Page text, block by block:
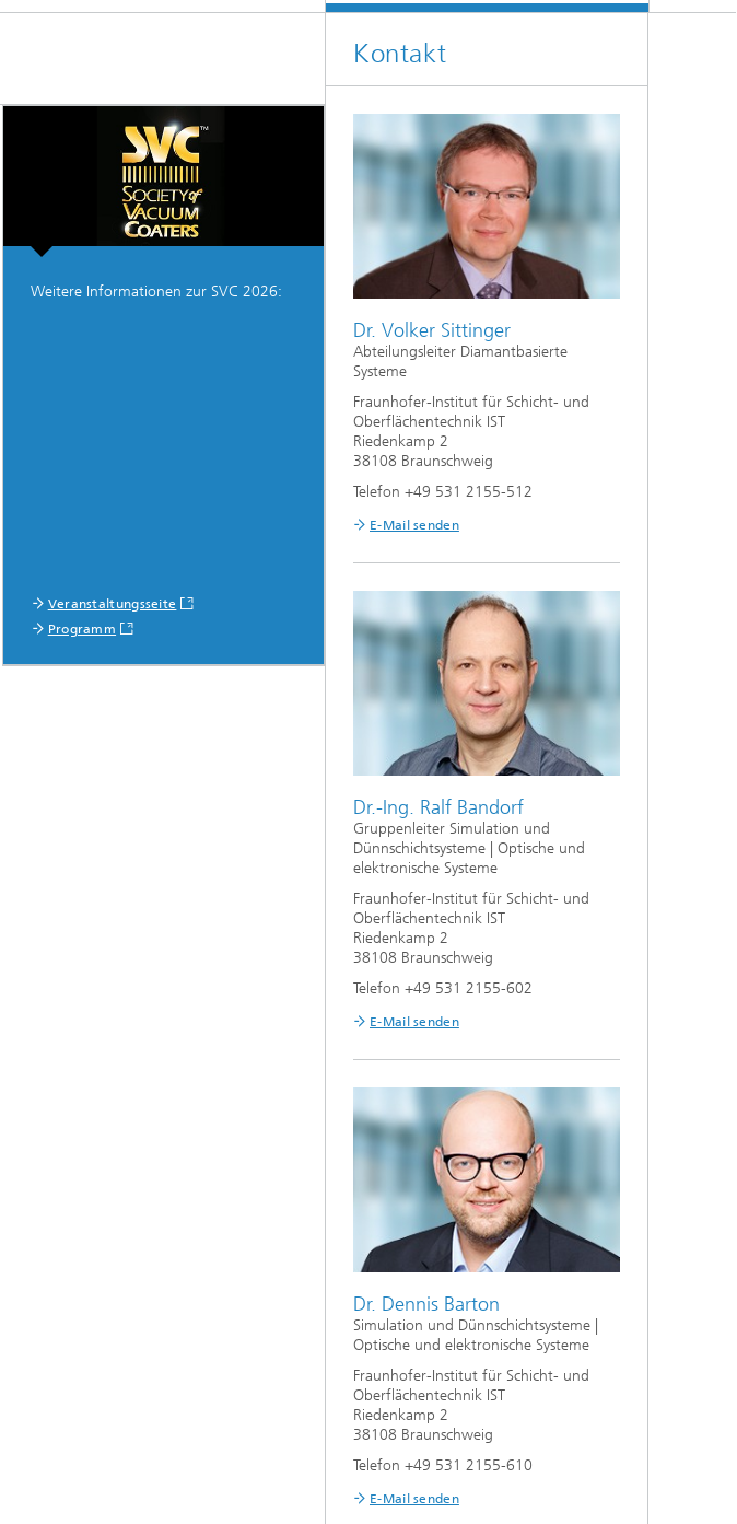
Weitere Informationen zur SVC 2026:
Veranstaltungsseite
Programm
Kontakt
Dr. Volker Sittinger
Abteilungsleiter Diamantbasierte
Systeme
Fraunhofer-Institut für Schicht- und
Oberflächentechnik IST
Riedenkamp 2
38108 Braunschweig
Telefon +49 531 2155-512
E-Mail senden
Dr.-Ing. Ralf Bandorf
Gruppenleiter Simulation und
Dünnschichtsysteme | Optische und
elektronische Systeme
Fraunhofer-Institut für Schicht- und
Oberflächentechnik IST
Riedenkamp 2
38108 Braunschweig
Telefon +49 531 2155-602
E-Mail senden
Dr. Dennis Barton
Simulation und Dünnschichtsysteme |
Optische und elektronische Systeme
Fraunhofer-Institut für Schicht- und
Oberflächentechnik IST
Riedenkamp 2
38108 Braunschweig
Telefon +49 531 2155-610
E-Mail senden